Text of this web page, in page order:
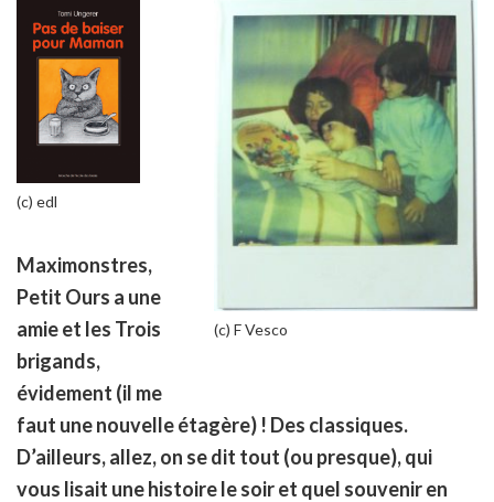
(c) edl
(c) F Vesco
Maximonstres,
Petit Ours a une
amie et les Trois
brigands,
évidement (il me
faut une nouvelle étagère) ! Des classiques.
D’ailleurs, allez, on se dit tout (ou presque), qui
vous lisait une histoire le soir et quel souvenir en